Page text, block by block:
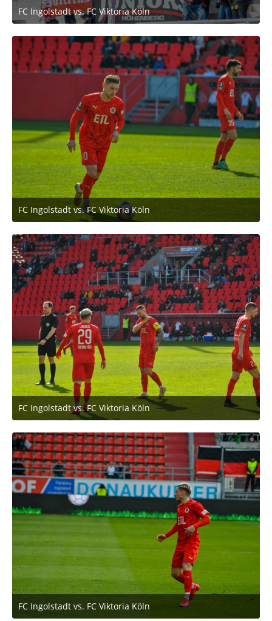
FC Ingolstadt vs. FC Viktoria Köln
2. März 2020 um 11:53
FC Ingolstadt vs. FC Viktoria Köln
2. März 2020 um 11:53
FC Ingolstadt vs. FC Viktoria Köln
2. März 2020 um 11:53
FC Ingolstadt vs. FC Viktoria Köln
2. März 2020 um 11:53